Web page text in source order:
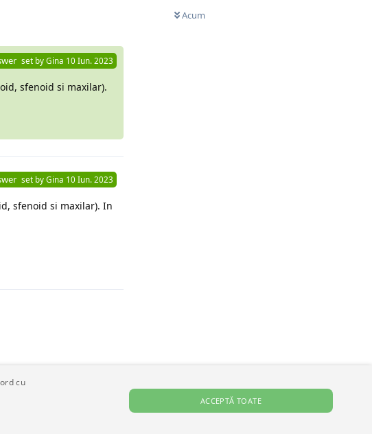
Acum
set byGina 10 Iun. 2023
sfenoid si maxilar).
set byGina 10 Iun. 2023
sfenoid si maxilar). In
cu
ACCEPTĂ TOATE